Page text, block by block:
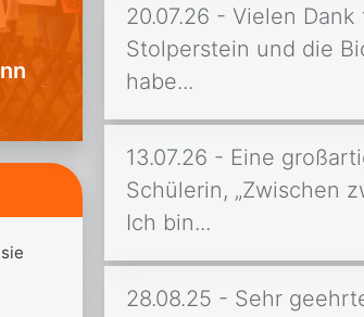
20.07.26 - Vielen Dank
Stolperstein und die
habe...
13.07.26 - Eine
Schülerin, „Zwischen
Ich bin...
28.08.25 - Sehr